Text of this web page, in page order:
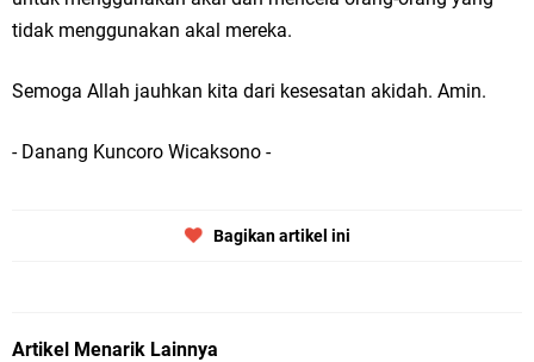
tidak menggunakan akal mereka.
Semoga Allah jauhkan kita dari kesesatan akidah. Amin.
- Danang Kuncoro Wicaksono -
Bagikan artikel ini
Artikel Menarik Lainnya